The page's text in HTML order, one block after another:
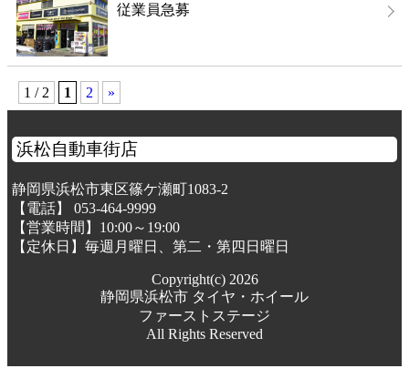
従業員急募
1 / 2 1 2 »
浜松自動車街店
静岡県浜松市東区篠ケ瀬町1083-2
【電話】 053-464-9999
【営業時間】10:00～19:00
【定休日】毎週月曜日、第二・第四日曜日
Copyright(c) 2026
静岡県浜松市 タイヤ・ホイール
ファーストステージ
All Rights Reserved